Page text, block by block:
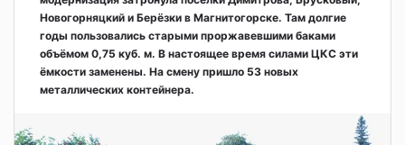
Новогорняцкий и Берёзки в Магнитогорске. Там долгие
годы пользовались старыми проржавевшими баками
объёмом 0,75 куб. м. В настоящее время силами ЦКС эти
ёмкости заменены. На смену пришло 53 новых
металлических контейнера.